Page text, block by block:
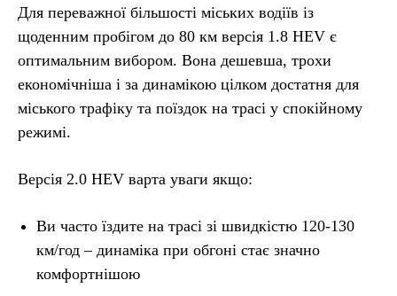
Для переважної більшості міських водіїв із
щоденним пробігом до 80 км версія 1.8 HEV є
оптимальним вибором. Вона дешевша, трохи
економічніша і за динамікою цілком достатня для
міського трафіку та поїздок на трасі у спокійному
режимі.
Версія 2.0 HEV варта уваги якщо:
Ви часто їздите на трасі зі швидкістю 120-130
км/год – динаміка при обгоні стає значно
комфортнішою